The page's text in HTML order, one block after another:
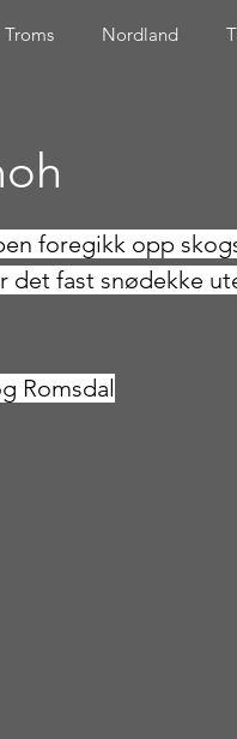
Troms Nordland
foregikk opp
det fast snødekke
Romsdal